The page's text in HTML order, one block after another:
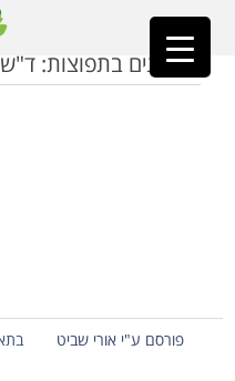
ראשי»גרמניה
טבעונים בתפוצות:
פורסם ע"י אורי שביט